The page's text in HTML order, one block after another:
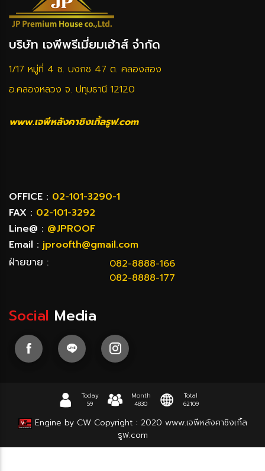
บริษัท เจพีพรีเมี่ยมเฮ้าส์ จำกัด
1/17 หมู่ที่ 4 ซ. บงกช 47 ต. คลองสอง
อ.คลองหลวง จ. ปทุมธานี 12120
www.เจพีหลังคาชิงเกิ้ลรูฟ.com
OFFICE : 02-101-3290-1
FAX : 02-101-3292
Line@ : @JPROOF
Email : jproofth@gmail.com
ฝ่ายขาย :
082-8888-166
082-8888-177
Social Media
Today
59
Month
4830
Total
62109
Engine by CW Copyright : 2020 www.เจพีหลังคาชิงเกิ้ล
รูฟ.com